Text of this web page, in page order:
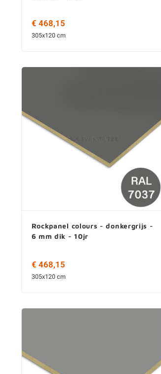
€ 468,15
305x120 cm
Rockpanel colours - donkergrijs -
6 mm dik - 10jr
€ 468,15
305x120 cm